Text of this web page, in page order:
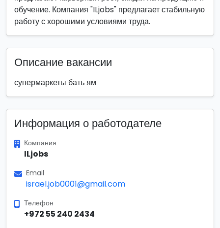
обучение. Компания "ILjobs" предлагает стабильную
работу с хорошими условиями труда.
Описание вакансии
супермаркеты бать ям
Информация о работодателе
Компания
ILjobs
Email
israel.job0001@gmail.com
Телефон
+972 55 240 2434